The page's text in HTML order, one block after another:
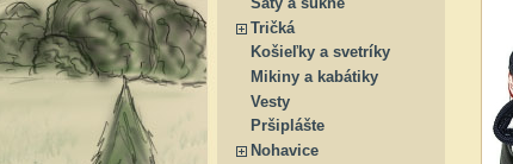
Tričká
Košieľky a svetríky
Mikiny a kabátiky
Vesty
Pršiplášte
Nohavice